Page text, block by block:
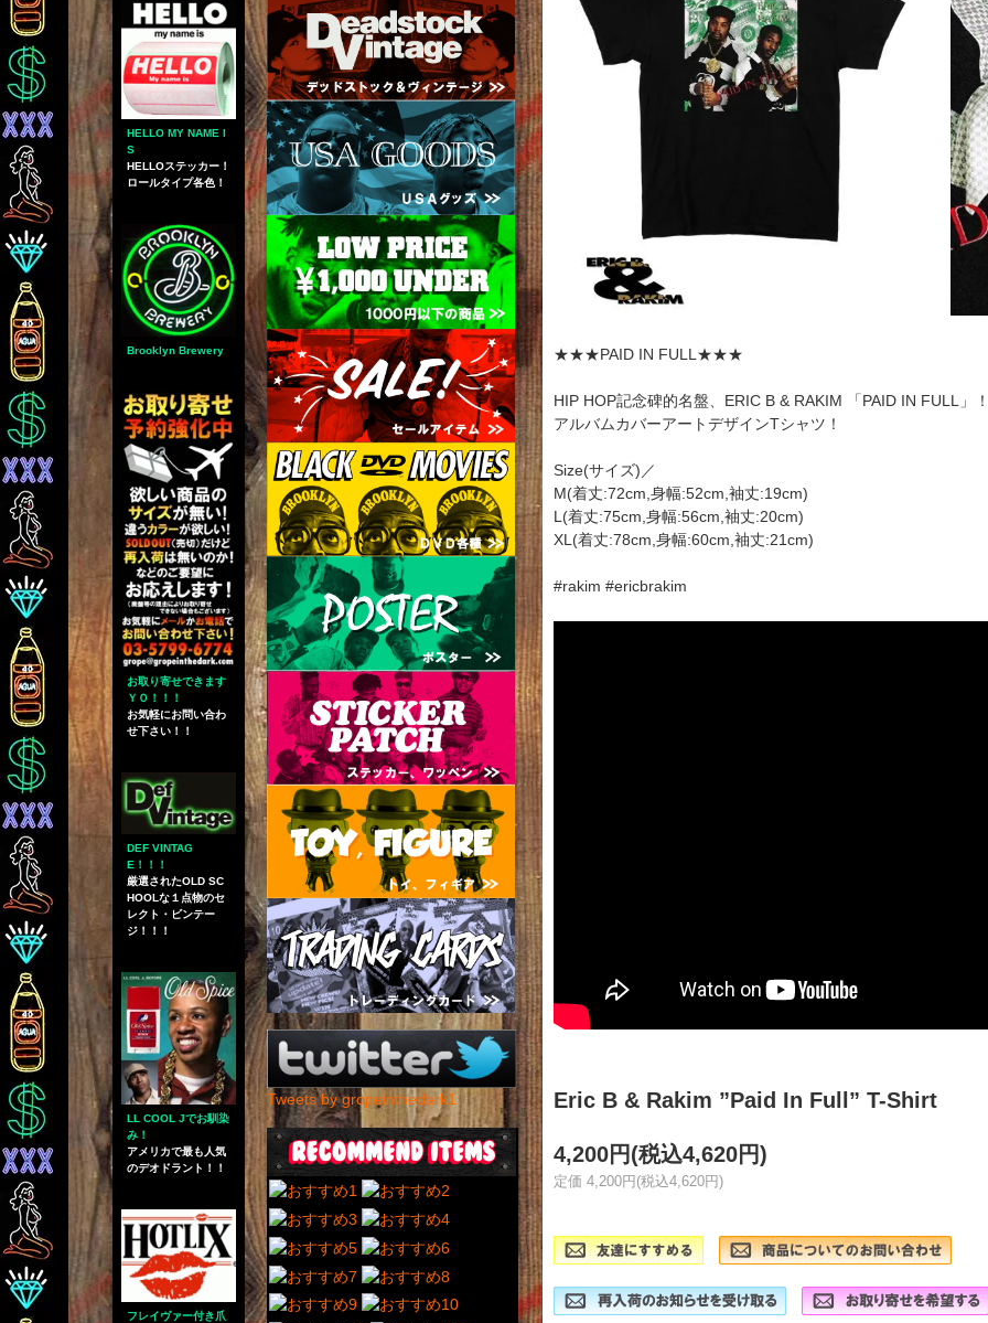
HELLO MY NAME I
S
HELLOステッカー！
ロールタイプ各色！
Brooklyn Brewery
お取り寄せできます
ＹＯ！！！
お気軽にお問い合わ
せ下さい！！
DEF VINTAG
E！！！
厳選されたOLD SC
HOOLな１点物のセ
レクト・ビンテー
ジ！！！
LL COOL Jでお馴染
み！
アメリカで最も人気
のデオドラント！！
フレイヴァー付き爪
★★★PAID IN FULL★★★
HIP HOP記念碑的名盤、ERIC B & RAKIM 「PAID IN FULL」
アルバムカバーアートデザインTシャツ！
Size(サイズ)／
M(着丈:72cm,身幅:52cm,袖丈:19cm)
L(着丈:75cm,身幅:56cm,袖丈:20cm)
XL(着丈:78cm,身幅:60cm,袖丈:21cm)
#rakim #ericbrakim
Eric B & Rakim ”Paid In Full” T-Shirt
4,200円(税込4,620円)
定価 4,200円(税込4,620円)
Tweets by gropeinthedark1